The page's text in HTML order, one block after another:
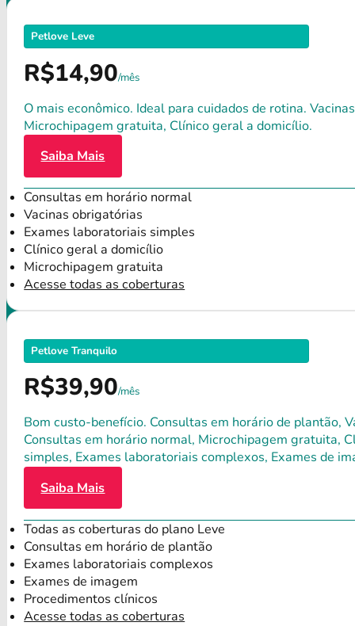
Petlove Leve
R$14,90/mês
O mais econômico. Ideal para cuidados de rotina.
Microchipagem gratuita, Clínico geral a domicílio.
Saiba Mais
Consultas em horário normal
Vacinas obrigatórias
Exames laboratoriais simples
Clínico geral a domicílio
Microchipagem gratuita
Acesse todas as coberturas
Petlove Tranquilo
R$39,90/mês
Bom custo-benefício. Consultas em horário de plantão,
Consultas em horário normal, Microchipagem gratuita,
simples, Exames laboratoriais complexos, Exames de
Saiba Mais
Todas as coberturas do plano Leve
Consultas em horário de plantão
Exames laboratoriais complexos
Exames de imagem
Procedimentos clínicos
Acesse todas as coberturas